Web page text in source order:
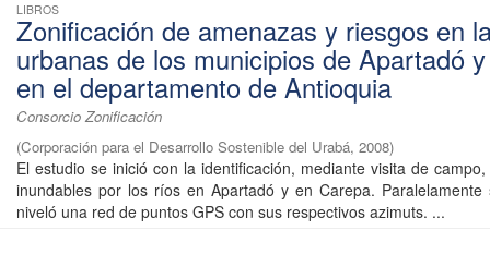
LIBROS
Zonificación de amenazas y riesgos en
urbanas de los municipios de Apartadó
en el departamento de Antioquia
Consorcio Zonificación
(Corporación para el Desarrollo Sostenible del Urabá, 2008)
El estudio se inició con la identificación, mediante visita de
inundables por los ríos en Apartadó y en Carepa. Paralelamente
niveló una red de puntos GPS con sus respectivos azimuts. ...